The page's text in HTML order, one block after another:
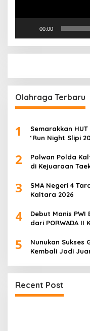
00:00
Olahraga Terbaru
1
Semarakkan
‘Run Night Slipi
2
Polwan Polda
di Kejuaraan
3
SMA Negeri 4
Kaltara 2026
4
Debut Manis
dari PORWADA II
5
Nunukan
Kembali Jadi
Recent Post
Alarm Darurat
Simulasi Insiden